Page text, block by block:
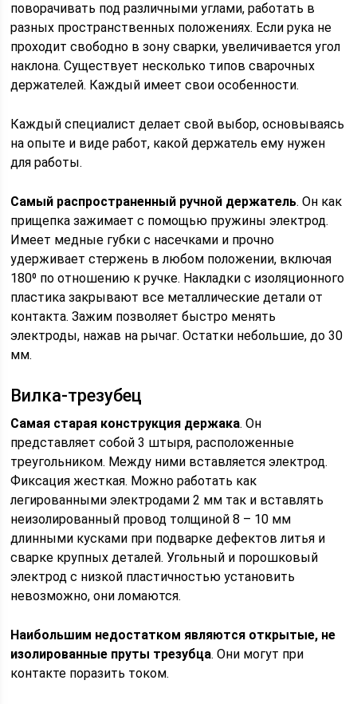
поворачивать под различными углами, работать в
разных пространственных положениях. Если рука не
проходит свободно в зону сварки, увеличивается угол
наклона. Существует несколько типов сварочных
держателей. Каждый имеет свои особенности.
Каждый специалист делает свой выбор, основываясь
на опыте и виде работ, какой держатель ему нужен
для работы.
Самый распространенный ручной держатель. Он как
прищепка зажимает с помощью пружины электрод.
Имеет медные губки с насечками и прочно
удерживает стержень в любом положении, включая
180⁰ по отношению к ручке. Накладки с изоляционного
пластика закрывают все металлические детали от
контакта. Зажим позволяет быстро менять
электроды, нажав на рычаг. Остатки небольшие, до 30
мм.
Вилка-трезубец
Самая старая конструкция держака. Он
представляет собой 3 штыря, расположенные
треугольником. Между ними вставляется электрод.
Фиксация жесткая. Можно работать как
легированными электродами 2 мм так и вставлять
неизолированный провод толщиной 8 – 10 мм
длинными кусками при подварке дефектов литья и
сварке крупных деталей. Угольный и порошковый
электрод с низкой пластичностью установить
невозможно, они ломаются.
Наибольшим недостатком являются открытые, не
изолированные пруты трезубца. Они могут при
контакте поразить током.